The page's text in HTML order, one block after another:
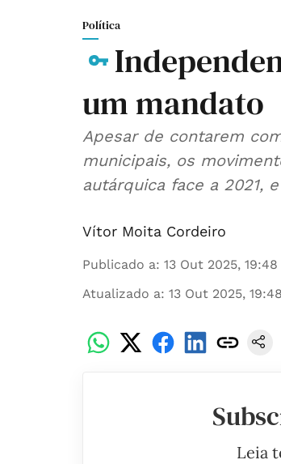
Política
um mandato
Apesar de contarem
municipais, os
autárquica face a 2021,
Vítor Moita Cordeiro
Publicado a: 13 Out 2025, 19:48
Atualizado a: 13 Out 2025, 19:48
Leia